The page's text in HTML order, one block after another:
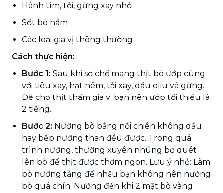
Hành tím, tỏi, gừng xay nhỏ
Sốt bò hầm
Các loại gia vị thông thường
Cách thực hiện:
Bước 1: Sau khi sơ chế mang thịt bò ướp cùng
với tiêu xay, hạt nêm, tỏi xay, dầu oliu và gừng.
Để cho thịt thấm gia vị bạn nên ướp tối thiểu là
2 tiếng.
Bước 2: Nướng bò bằng nồi chiên không dầu
hay bếp nướng than đều được. Trong quá
trình nướng, thường xuyên nhúng bơ quét
lên bò để thịt được thơm ngon. Lưu ý nhỏ: Làm
bò nướng tảng để nhậu bạn không nên nướng
bò quá chín. Nướng đến khi 2 mặt bò vàng